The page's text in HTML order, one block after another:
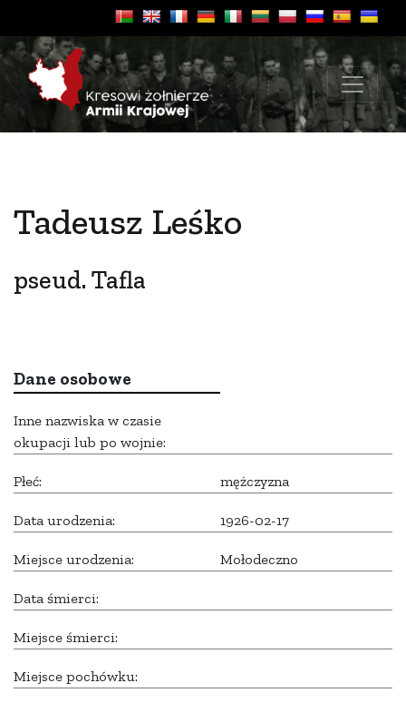
Tadeusz Leśko
pseud. Tafla
Dane osobowe
Inne nazwiska w czasie
okupacji lub po wojnie:
Płeć: mężczyzna
Data urodzenia: 1926-02-17
Miejsce urodzenia: Mołodeczno
Data śmierci:
Miejsce śmierci:
Miejsce pochówku: